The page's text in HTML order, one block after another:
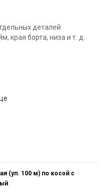
деталей
края борта, низа и т. д.
(уп. 100 м) по косой с